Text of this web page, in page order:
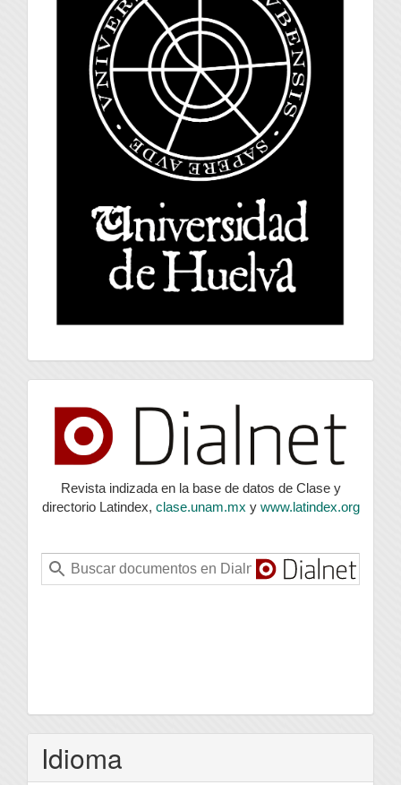
index
Revista indizada en la base de datos de Clase y
directorio Latindex, clase.unam.mx y www.latindex.org
Idioma